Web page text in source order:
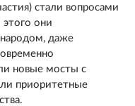
стали вопросами
они
даже
новые мосты с
приоритетные